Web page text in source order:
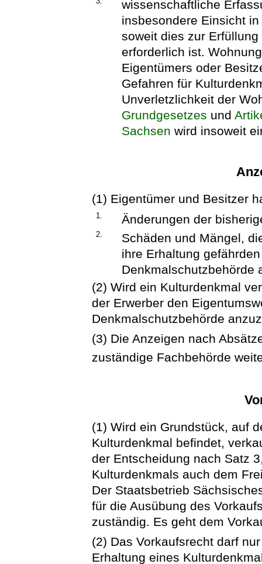
wissenschaftliche
insbesondere Einsicht
soweit dies zur
erforderlich ist.
Eigentümers oder
Gefahren für
Unverletzlichkeit der
Grundgesetzes und
Sachsen wird insoweit
(1) Eigentümer und Besitzer
1. Änderungen der
2.
Schäden und Mängel,
ihre Erhaltung
Denkmalschutzbehörde
(2) Wird ein Kulturdenkmal
der Erwerber den
Denkmalschutzbehörde
(3) Die Anzeigen nach
zuständige Fachbehörde
(1) Wird ein Grundstück, auf
Kulturdenkmal befindet,
der Entscheidung nach Satz
Kulturdenkmals auch dem
Der Staatsbetrieb
für die Ausübung des
zuständig. Es geht dem
(2) Das Vorkaufsrecht darf
Erhaltung eines